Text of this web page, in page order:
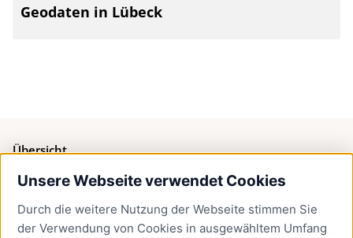
Unsere Webseite verwendet Cookies
Durch die weitere Nutzung der Webseite stimmen Sie
der Verwendung von Cookies in ausgewähltem Umfang
Geodaten in Lübeck
Übersicht
Bürgerservice
Presse
Newsletter Lübeck:kompakt